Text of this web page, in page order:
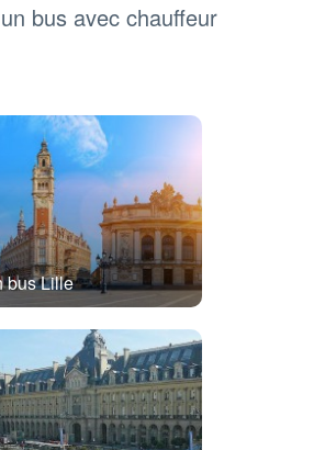
bus avec chauffeur
bus Lille